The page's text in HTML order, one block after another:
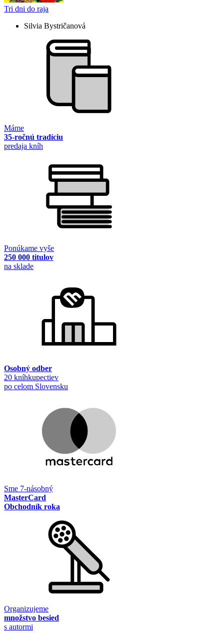
Tri dni do raja
Silvia Bystričanová
Máme
35-ročnú tradíciu
predaja kníh
Ponúkame vyše
250 000 titulov
na sklade
Osobný odber
20 kníhkupectiev
po celom Slovensku
Sme 7-násobný
MasterCard
Obchodník roka
Organizujeme
množstvo besied
s autormi